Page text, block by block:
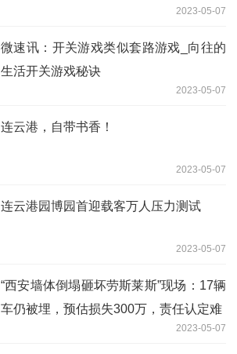
2023-05-07
微速讯：开关游戏类似套路游戏_向往的
生活开关游戏秘诀
2023-05-07
连云港，自带书香！
2023-05-07
连云港园博园首迎载客万人压力测试
2023-05-07
“西安墙体倒塌砸坏劳斯莱斯”现场：17辆
车仍被埋，预估损失300万，责任认定难
2023-05-07